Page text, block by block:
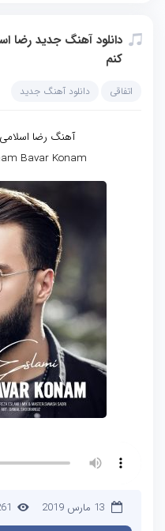
دانلود آهنگ جدید رضا
کنم
اتفاقی دانلود آهنگ جدید
آهنگ رضا اسلامی
Bavar Konam
13 مارس 2019